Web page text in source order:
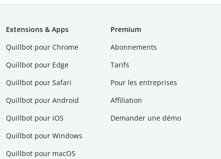
Extensions & Apps
Quillbot pour Chrome
Quillbot pour Edge
Quillbot pour Safari
Quillbot pour Android
Quillbot pour iOS
Quillbot pour Windows
Quillbot pour macOS
Premium
Abonnements
Tarifs
Pour les entreprises
Affiliation
Demander une démo